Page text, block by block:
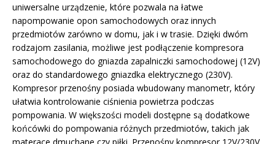
uniwersalne urządzenie, które pozwala na łatwe
napompowanie opon samochodowych oraz innych
przedmiotów zarówno w domu, jak i w trasie. Dzięki dwóm
rodzajom zasilania, możliwe jest podłączenie kompresora
samochodowego do gniazda zapalniczki samochodowej (12V)
oraz do standardowego gniazdka elektrycznego (230V).
Kompresor przenośny posiada wbudowany manometr, który
ułatwia kontrolowanie ciśnienia powietrza podczas
pompowania. W większości modeli dostępne są dodatkowe
końcówki do pompowania różnych przedmiotów, takich jak